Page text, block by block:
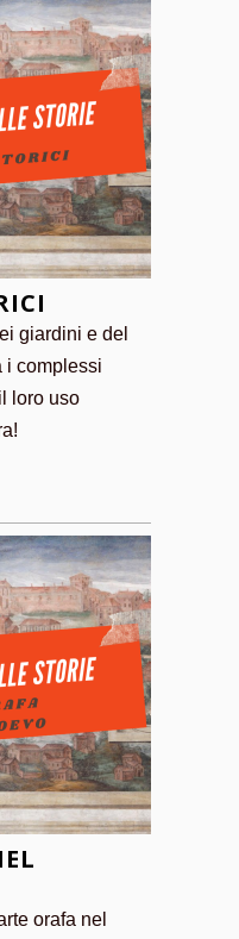
giardini e del
i complessi
loro uso
orafa nel